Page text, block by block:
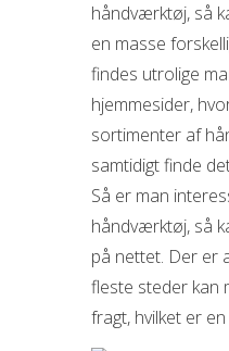
håndværktøj, så
en masse
findes utrolige
hjemmesider,
sortimenter af
samtidigt finde
Så er man
håndværktøj, så
på nettet. Der er
fleste steder kan
fragt, hvilket er